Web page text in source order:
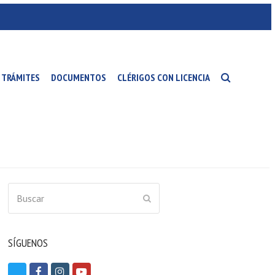
TRÁMITES DOCUMENTOS CLÉRIGOS CON LICENCIA
SÍGUENOS
Y